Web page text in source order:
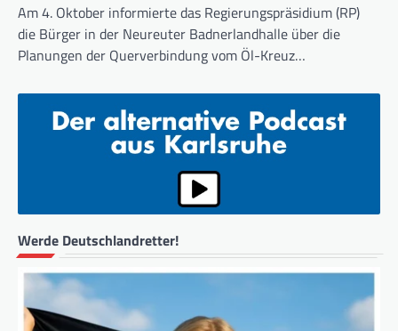
Am 4. Oktober informierte das Regierungspräsidium (RP)
die Bürger in der Neureuter Badnerlandhalle über die
Planungen der Querverbindung vom Öl-Kreuz…
Werde Deutschlandretter!